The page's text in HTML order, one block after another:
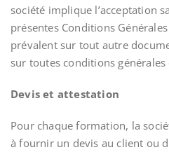
société implique l’acceptation
présentes Conditions
prévalent sur tout autre
sur toutes conditions générales
Devis et attestation
Pour chaque formation, la
à fournir un devis au client ou